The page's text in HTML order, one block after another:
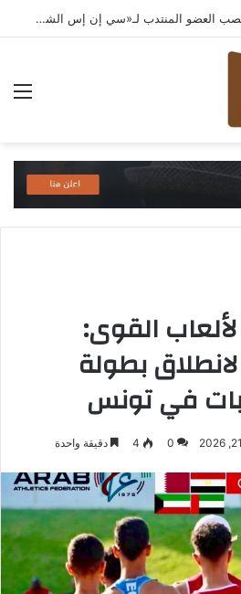
مارك فيلينتورف يتولى منصب العضو المنتدب لـ«سي إن إس الشرق الأوسط» ويشرف على شركات قطاع التكنولوجيا ضمن مجموعة غباش
لألعاب القوى:
بطولة
في تونس
0
4 دقيقة واحدة